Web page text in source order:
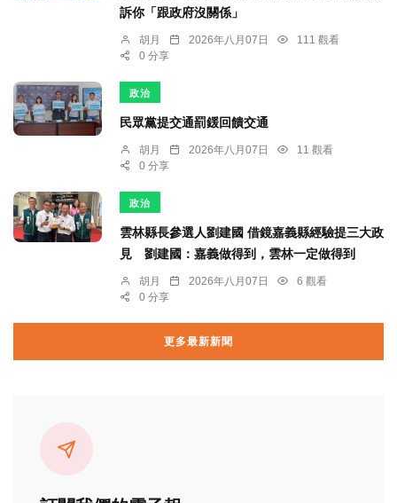
訴你「跟政府沒關係」
胡月 2026年八月07日
111 觀看
0 分享
政治
民眾黨提交通罰鍰回饋交通
胡月 2026年八月07日
11 觀看
0 分享
政治
雲林縣長參選人劉建國 借鏡嘉義縣經驗提三大政
見 劉建國：嘉義做得到，雲林一定做得到
胡月 2026年八月07日
6 觀看
0 分享
更多最新新聞